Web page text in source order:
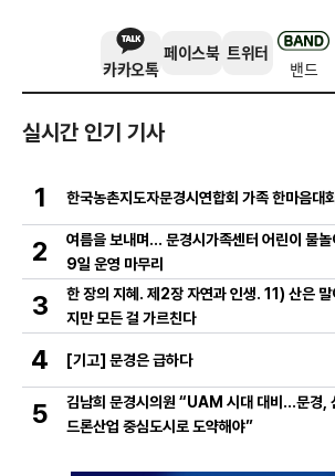
카카오톡
페이스북 트위터
밴드
실시간 인기 기사
1 한국농촌지도자문경시연합회 가족 한마음대
2
여름을 보내며… 문경시가족센터 어린이 물놀
9일 운영 마무리
3
한 장의 지혜. 제2장 자연과 인생. 11) 산은 말
지만 모든 걸 가르친다
4 [기고] 문경은 급하다
5
김남희 문경시의원 “UAM 시대 대비…문경,
드론산업 중심도시로 도약해야”